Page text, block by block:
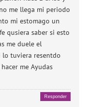
me llega mi periodo
mi estomago un
qusiera saber si esto
me duele el
lo tuviera resentdo
me Ayudas
Responder